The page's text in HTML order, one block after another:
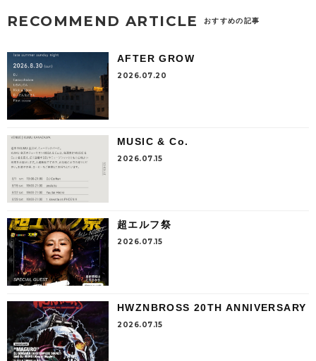
RECOMMEND ARTICLE おすすめの記事
AFTER GROW
2026.07.20
MUSIC & Co.
2026.07.15
超エルフ祭
2026.07.15
HWZNBROSS 20TH ANNIVERSARY
2026.07.15